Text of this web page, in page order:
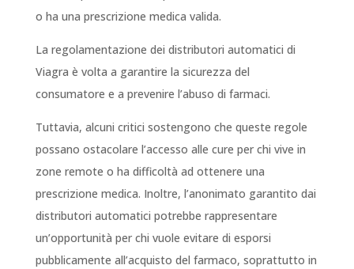
o ha una prescrizione medica valida.
La regolamentazione dei distributori automatici di
Viagra è volta a garantire la sicurezza del
consumatore e a prevenire l’abuso di farmaci.
Tuttavia, alcuni critici sostengono che queste regole
possano ostacolare l’accesso alle cure per chi vive in
zone remote o ha difficoltà ad ottenere una
prescrizione medica. Inoltre, l’anonimato garantito dai
distributori automatici potrebbe rappresentare
un’opportunità per chi vuole evitare di esporsi
pubblicamente all’acquisto del farmaco, soprattutto in